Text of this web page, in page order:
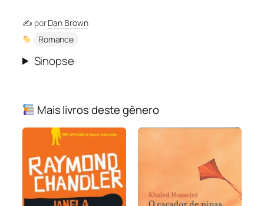
✍️ porDan Brown
Romance
Sinopse
Mais livros deste gênero